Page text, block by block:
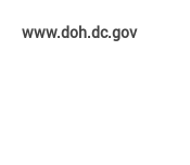
www.doh.dc.gov